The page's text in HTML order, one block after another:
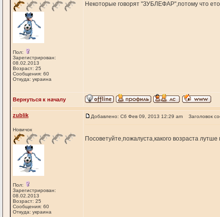
Пол:
Зарегистрирован:
08.02.2013
Возраст: 25
Сообщения: 60
Откуда: украина
Некоторые говорят "ЗУБЛЕФАР",потому что
Вернуться к началу
zublik
Новичок
Пол:
Зарегистрирован:
08.02.2013
Возраст: 25
Сообщения: 60
Откуда: украина
Добавлено: Сб Фев 09, 2013 12:29 am Заголовок
Посоветуйте,пожалуста,какого возраста